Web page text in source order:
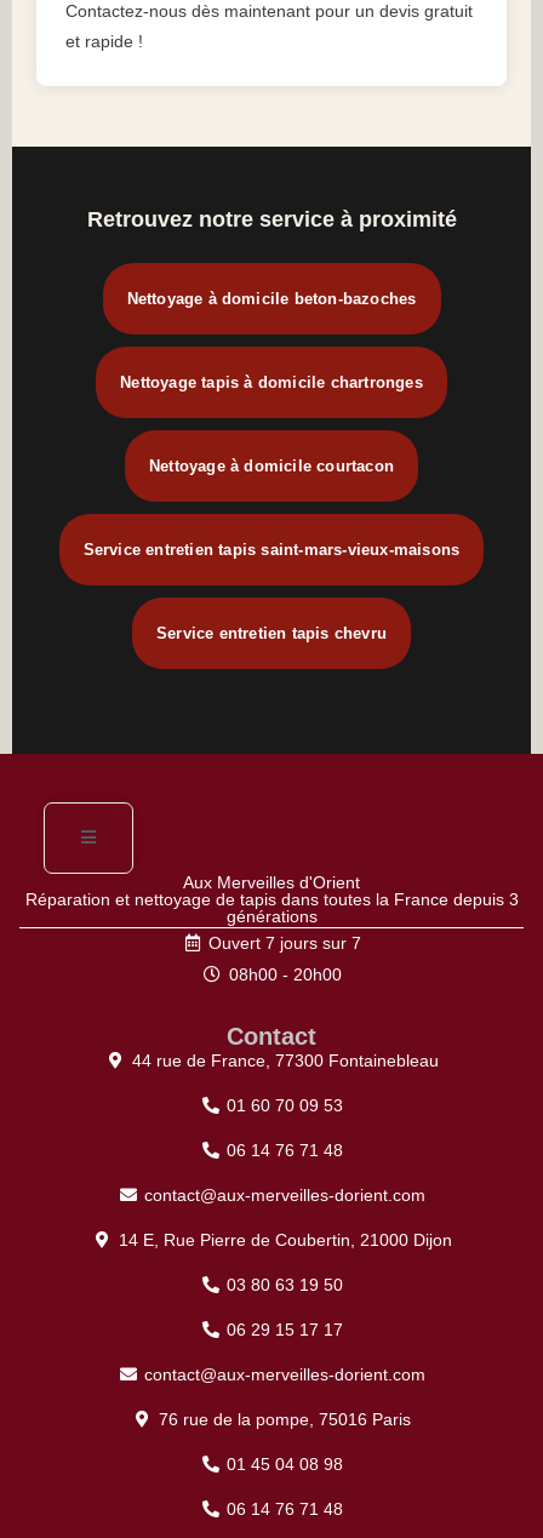
Contactez-nous dès maintenant pour un devis gratuit
et rapide !
Retrouvez notre service à proximité
Nettoyage à domicile beton-bazoches
Nettoyage tapis à domicile chartronges
Nettoyage à domicile courtacon
Service entretien tapis saint-mars-vieux-maisons
Service entretien tapis chevru
Aux Merveilles d'Orient
Réparation et nettoyage de tapis dans toutes la France depuis 3
générations
Ouvert 7 jours sur 7
08h00 - 20h00
Contact
44 rue de France, 77300 Fontainebleau
01 60 70 09 53
06 14 76 71 48
contact@aux-merveilles-dorient.com
14 E, Rue Pierre de Coubertin, 21000 Dijon
03 80 63 19 50
06 29 15 17 17
contact@aux-merveilles-dorient.com
76 rue de la pompe, 75016 Paris
01 45 04 08 98
06 14 76 71 48